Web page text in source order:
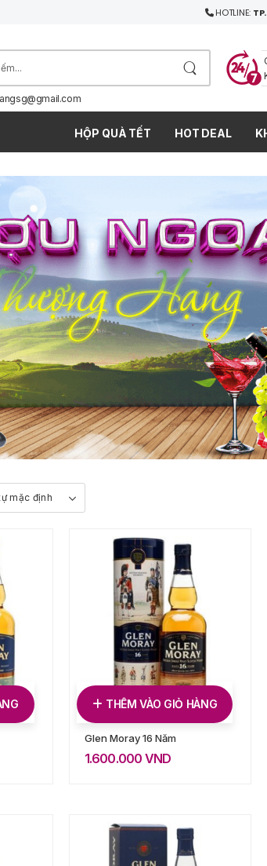
HOTLINE:
HỘP QUÀ TẾT HOT DEAL
THÊM VÀO GIỎ HÀNG
Glen Moray 16 Năm
1.600.000 VND